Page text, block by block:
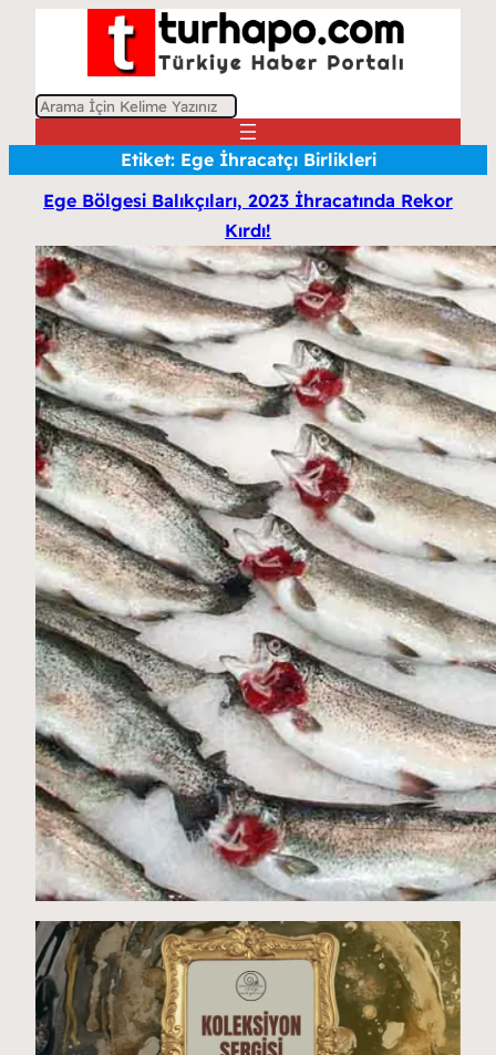
A
Etiket: Ege İhracatçı Birlikleri
Ege Bölgesi Balıkçıları, 2023 İhracatında Rekor
Kırdı!